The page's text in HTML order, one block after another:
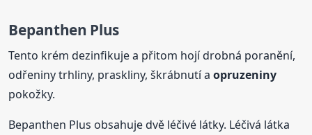
Bepanthen Plus
Tento krém dezinfikuje a přitom hojí drobná poranění,
odřeniny trhliny, praskliny, škrábnutí aopruzeniny
pokožky.
Bepanthen Plus obsahuje dvě léčivé látky. Léčivá látka